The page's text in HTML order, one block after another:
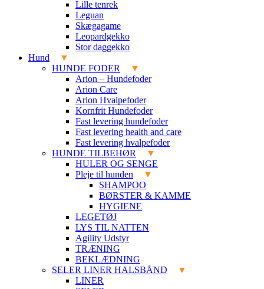
Lille tenrek
Leguan
Skægagame
Leopardgekko
Stor daggekko
Hund
HUNDE FODER
Arion – Hundefoder
Arion Care
Arion Hvalpefoder
Kornfrit Hundefoder
Fast levering hundefoder
Fast levering health and care
Fast levering hvalpefoder
HUNDE TILBEHØR
HULER OG SENGE
Pleje til hunden
SHAMPOO
BØRSTER & KAMME
HYGIENE
LEGETØJ
LYS TIL NATTEN
Agility Udstyr
TRÆNING
BEKLÆDNING
SELER LINER HALSBÅND
LINER